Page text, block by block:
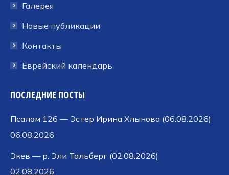
Галерея
Новые публикации
Контакты
Еврейский календарь
ПОСЛЕДНИЕ ПОСТЫ
Псалом 126 — Эстер Ирина Хлынова (06.08.2026)
06.08.2026
Экев — р. Эли Тальберг (02.08.2026)
02.08.2026